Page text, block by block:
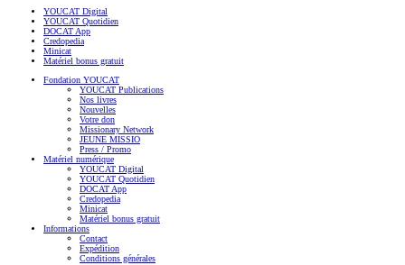
YOUCAT Digital
YOUCAT Quotidien
DOCAT App
Credopedia
Minicat
Matériel bonus gratuit
Fondation YOUCAT
YOUCAT Publications
Nos livres
Nouvelles
Votre don
Missionary Network
JEUNE MISSIO
Press / Promo
Matériel numérique
YOUCAT Digital
YOUCAT Quotidien
DOCAT App
Credopedia
Minicat
Matériel bonus gratuit
Informations
Contact
Expédition
Conditions générales